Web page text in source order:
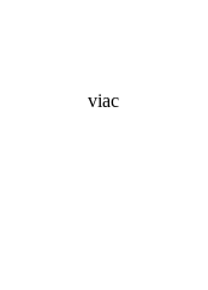
viac